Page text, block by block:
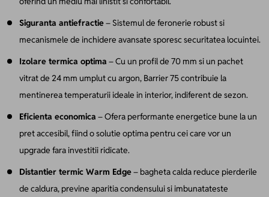
Siguranta antiefractie– Sistemul de feronerie robust si
mecanismele de inchidere avansate sporesc securitatea locuintei.
Izolare termica optima – Cu un profil de 70 mm si un pachet
vitrat de 24 mm umplut cu argon, Barrier 75 contribuie la
mentinerea temperaturii ideale in interior, indiferent de sezon.
Eficienta economica – Ofera performante energetice bune la un
pret accesibil, fiind o solutie optima pentru cei care vor un
upgrade fara investitii ridicate.
Distantier termic Warm Edge– bagheta calda reduce pierderile
de caldura, previne aparitia condensului si imbunatateste